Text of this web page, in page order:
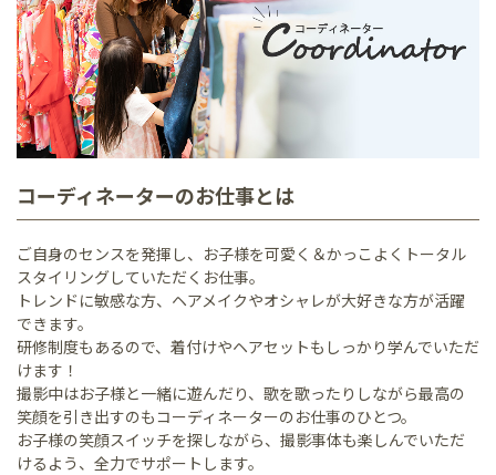
コーディネーターのお仕事とは
ご自身のセンスを発揮し、お子様を可愛く＆かっこよくトータル
スタイリングしていただくお仕事。
トレンドに敏感な方、ヘアメイクやオシャレが大好きな方が活躍
できます。
研修制度もあるので、着付けやヘアセットもしっかり学んでいただ
けます！
撮影中はお子様と一緒に遊んだり、歌を歌ったりしながら最高の
笑顔を引き出すのもコーディネーターのお仕事のひとつ。
お子様の笑顔スイッチを探しながら、撮影事体も楽しんでいただ
けるよう、全力でサポートします。